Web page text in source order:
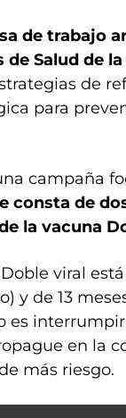
de trabajo
Salud de
de
para
campaña
consta de
la vacuna
viral
y de 13
es
en la
más riesgo.